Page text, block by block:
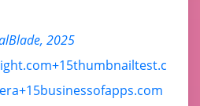
2025
businessofapps.com